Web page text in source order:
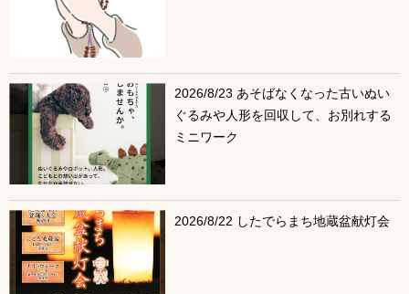
2026/8/23 あそばなくなった古いぬい
ぐるみや人形を回収して、お別れする
ミニワーク
2026/8/22 したでらまち地蔵盆献灯会